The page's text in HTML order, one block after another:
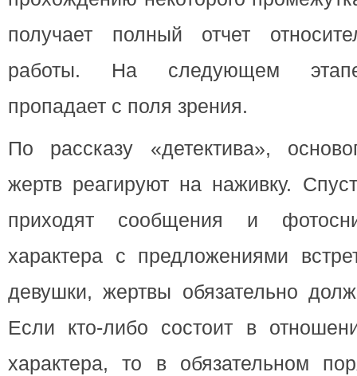
получает полный отчет
работы. На следующем этапе
пропадает с поля зрения.
По рассказу «детектива»,
жертв реагируют на наживку.
приходят сообщения и
характера с предложениями
девушки, жертвы обязательно
Если кто-либо состоит в
характера, то в обязательном